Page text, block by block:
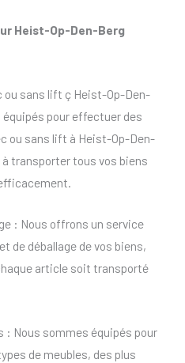
Heist-Op-Den-Berg
ou sans lift ç Heist-Op-Den-
pour effectuer des
ou sans lift à Heist-Op-Den-
à transporter tous vos biens
: Nous offrons un service
de déballage de vos biens,
article soit transporté
: Nous sommes équipés pour
de meubles, des plus